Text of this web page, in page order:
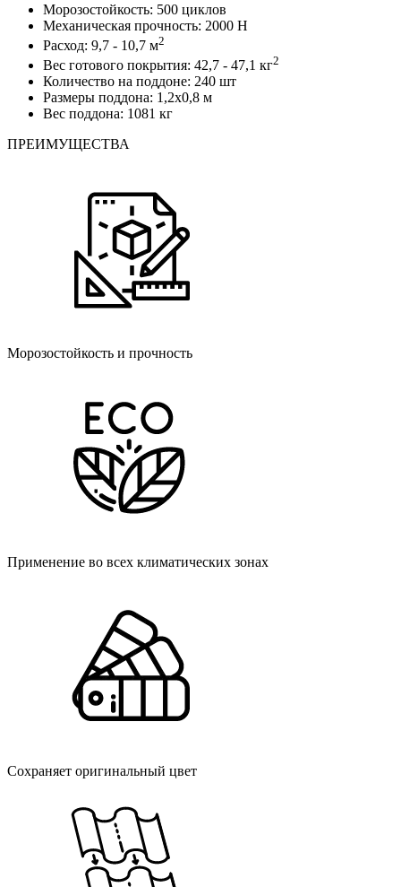
Морозостойкость: 500 циклов
Механическая прочность: 2000 Н
Расход: 9,7 - 10,7 м2
Вес готового покрытия: 42,7 - 47,1 кг2
Количество на поддоне: 240 шт
Размеры поддона: 1,2х0,8 м
Вес поддона: 1081 кг
ПРЕИМУЩЕСТВА
Морозостойкость и прочность
Применение во всех климатических зонах
Cохраняет оригинальный цвет